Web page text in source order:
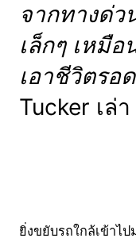
จากทางด่ว
เล็กๆ เหมื
เอาชีวิตรอ
Tucker เล่า
ยิ่งขยับรถใกล้เข้าไ